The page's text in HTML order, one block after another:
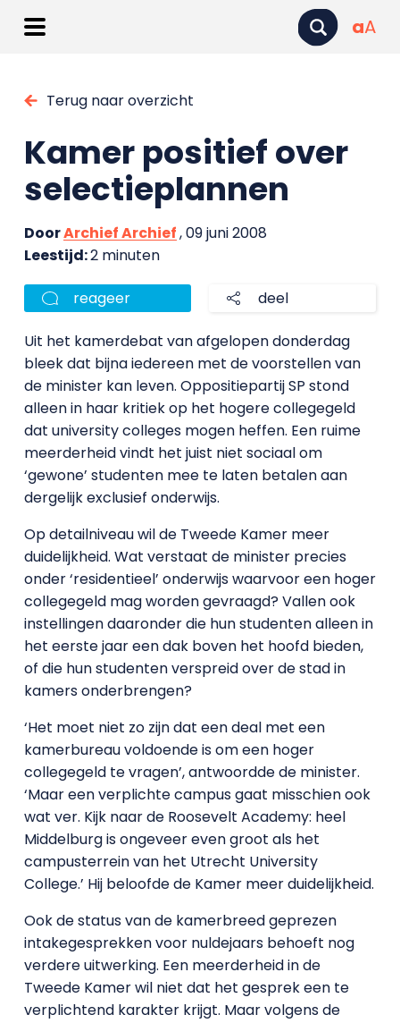
aA
Terug naar overzicht
Kamer positief over
selectieplannen
DoorArchief Archief, 09 juni 2008
Leestijd:2 minuten
reageer deel
Uit het kamerdebat van afgelopen donderdag
bleek dat bijna iedereen met de voorstellen van
de minister kan leven. Oppositiepartij SP stond
alleen in haar kritiek op het hogere collegegeld
dat university colleges mogen heffen. Een ruime
meerderheid vindt het juist niet sociaal om
‘gewone’ studenten mee te laten betalen aan
dergelijk exclusief onderwijs.
Op detailniveau wil de Tweede Kamer meer
duidelijkheid. Wat verstaat de minister precies
onder ‘residentieel’ onderwijs waarvoor een hoger
collegegeld mag worden gevraagd? Vallen ook
instellingen daaronder die hun studenten alleen in
het eerste jaar een dak boven het hoofd bieden,
of die hun studenten verspreid over de stad in
kamers onderbrengen?
‘Het moet niet zo zijn dat een deal met een
kamerbureau voldoende is om een hoger
collegegeld te vragen’, antwoordde de minister.
‘Maar een verplichte campus gaat misschien ook
wat ver. Kijk naar de Roosevelt Academy: heel
Middelburg is ongeveer even groot als het
campusterrein van het Utrecht University
College.’ Hij beloofde de Kamer meer duidelijkheid.
Ook de status van de kamerbreed geprezen
intakegesprekken voor nuldejaars behoeft nog
verdere uitwerking. Een meerderheid in de
Tweede Kamer wil niet dat het gesprek een te
verplichtend karakter krijgt. Maar volgens de